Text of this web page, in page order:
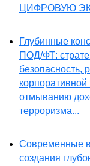
ЦИФРОВУЮ
Глубинные
ПОД/ФТ:
безопасность,
корпоративной
отмыванию
терроризма...
Современные
создания